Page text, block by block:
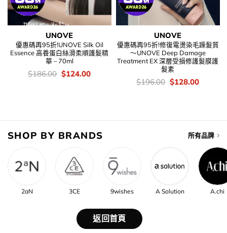
UNOVE
優惠碼再95折!UNOVE Silk Oil
Essence 高養蛋白絲滑柔順護髮精
華 – 70ml
價
$186.00 Original
$124.00Current
UNOVE
優惠碼再95折!修復電燙染毛躁髮質
～UNOVE Deep Damage
Treatment EX 深層受損修護髮膜護
髮素
價
$196.00 Original
$128.00Current
SHOP BY BRANDS 所有品牌
2aN 3CE 9wishes A Solution A.chi
返回首頁